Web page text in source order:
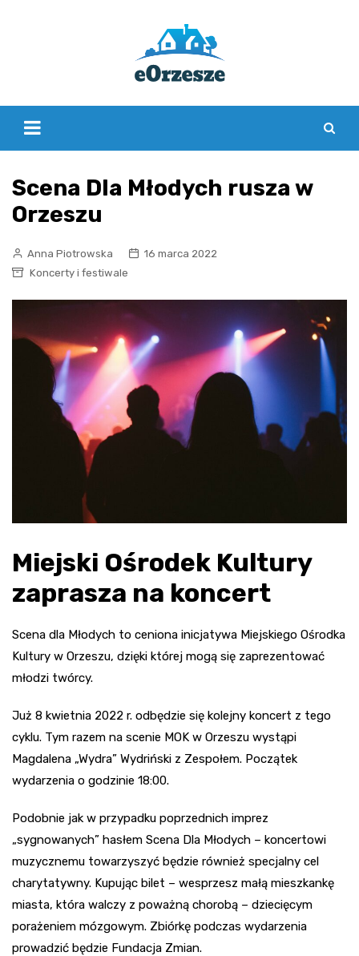
Scena Dla Młodych rusza w
Orzeszu
Anna Piotrowska
16 marca 2022
Koncerty i festiwale
Miejski Ośrodek Kultury
zaprasza na koncert
Scena dla Młodych to ceniona inicjatywa Miejskiego Ośrodka
Kultury w Orzeszu, dzięki której mogą się zaprezentować
młodzi twórcy.
Już 8 kwietnia 2022 r. odbędzie się kolejny koncert z tego
cyklu. Tym razem na scenie MOK w Orzeszu wystąpi
Magdalena „Wydra” Wydriński z Zespołem. Początek
wydarzenia o godzinie 18:00.
Podobnie jak w przypadku poprzednich imprez
„sygnowanych” hasłem Scena Dla Młodych – koncertowi
muzycznemu towarzyszyć będzie również specjalny cel
charytatywny. Kupując bilet – wesprzesz małą mieszkankę
miasta, która walczy z poważną chorobą – dziecięcym
porażeniem mózgowym. Zbiórkę podczas wydarzenia
prowadzić będzie Fundacja Zmian.